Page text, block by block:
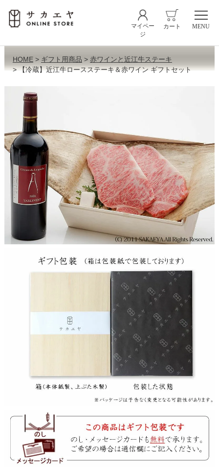
マイペー
ジ
カート MENU
HOME ギフト用商品
赤ワインと近江牛ステーキ
【冷蔵】近江牛ロースステーキ＆赤ワイン ギフトセット